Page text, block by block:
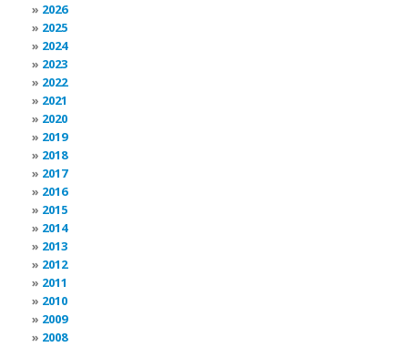
2026
2025
2024
2023
2022
2021
2020
2019
2018
2017
2016
2015
2014
2013
2012
2011
2010
2009
2008